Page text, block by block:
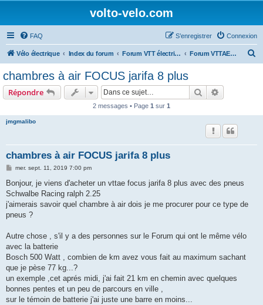
volto-velo.com
FAQ Connexion
S’enregistrer
Vélo électrique Index du forum Forum VTT électrique par marques (Giant, Lapierre, Specialized...) Forum VTTAE Focus
chambres à air FOCUS jarifa 8 plus
Répondre Rechercher
2 messages • Page 1 sur 1
jmgmalibo
chambres à air FOCUS jarifa 8 plus
M
s
a
g
mer. sept. 11, 2019 7:00 pm
Bonjour, je viens d'acheter un vttae focus jarifa 8 plus avec des pneus
Schwalbe Racing ralph 2.25
j'aimerais savoir quel chambre à air dois je me procurer pour ce type de
pneus ?
Autre chose , s'il y a des personnes sur le Forum qui ont le même vélo
avec la batterie
Bosch 500 Watt , combien de km avez vous fait au maximum sachant
que je pèse 77 kg...?
un exemple ,cet aprés midi, j'ai fait 21 km en chemin avec quelques
bonnes pentes et un peu de parcours en ville ,
sur le témoin de batterie j'ai juste une barre en moins...